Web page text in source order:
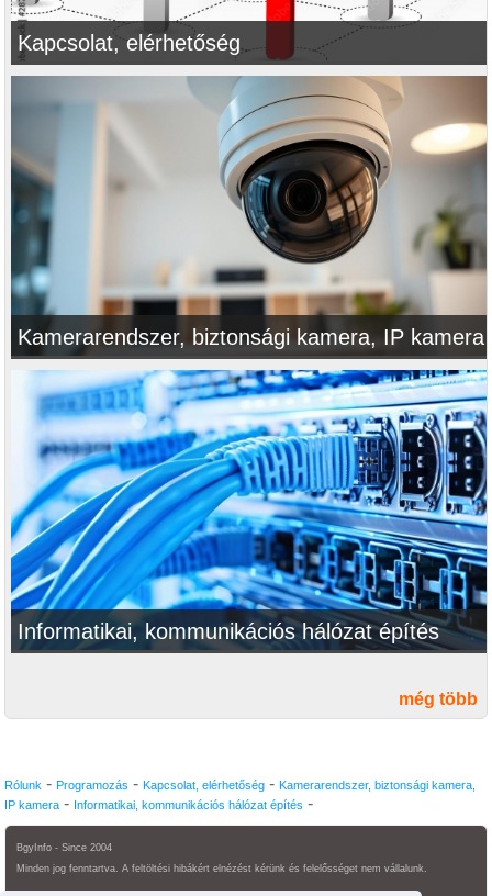
Kapcsolat, elérhetőség
Kamerarendszer, biztonsági kamera, IP kamera
Informatikai, kommunikációs hálózat építés
még több
Rólunk -Programozás -Kapcsolat, elérhetőség -Kamerarendszer, biztonsági kamera,
IP kamera - Informatikai, kommunikációs hálózat építés -
BgyInfo - Since 2004
Minden jog fenntartva. A feltöltési hibákért elnézést kérünk és felelősséget nem vállalunk.